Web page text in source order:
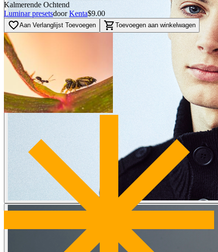
Kalmerende Ochtend
Luminar presetsdoor Kenta$9.00
favorite_borderAan Verlanglijst Toevoegen shopping_cart Toevoegen aan winkelwagen